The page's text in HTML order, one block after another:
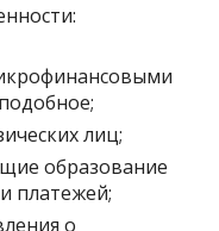
лиц;
образование
платежей;
о